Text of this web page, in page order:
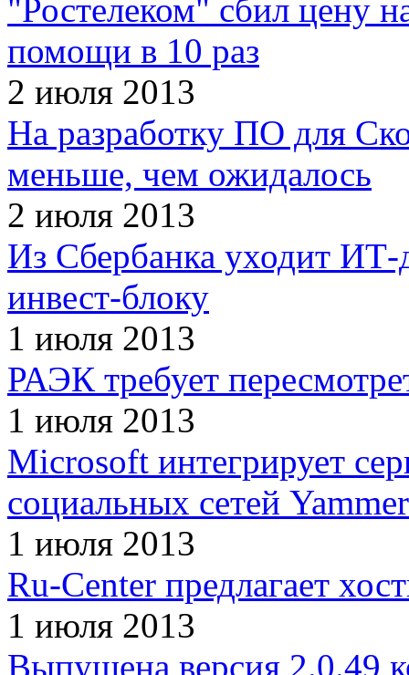
"Ростелеком" сбил цену
помощи в 10 раз
2 июля 2013
На разработку ПО для
меньше, чем ожидалось
2 июля 2013
Из Сбербанка уходит ИТ-
инвест-блоку
1 июля 2013
РАЭК требует
1 июля 2013
Microsoft интегрирует
социальных сетей
1 июля 2013
Ru-Center предлагает
1 июля 2013
Выпущена версия 2.0.49